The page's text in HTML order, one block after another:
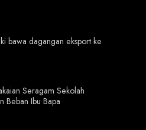
bawa dagangan eksport ke
Seragam Sekolah
Beban Ibu Bapa